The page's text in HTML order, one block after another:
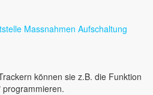
können sie z.B. die Funktion
programmieren.